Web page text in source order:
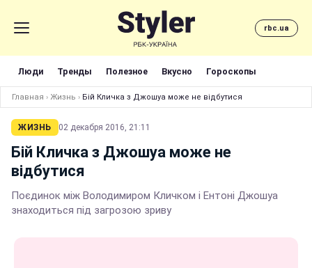
rbc.ua
Люди Тренды Полезное Вкусно Гороскопы
Главная › Жизнь › Бій Кличка з Джошуа може не відбутися
ЖИЗНЬ 02 декабря 2016, 21:11
Бій Кличка з Джошуа може не
відбутися
Поєдинок між Володимиром Кличком і Ентоні Джошуа
знаходиться під загрозою зриву